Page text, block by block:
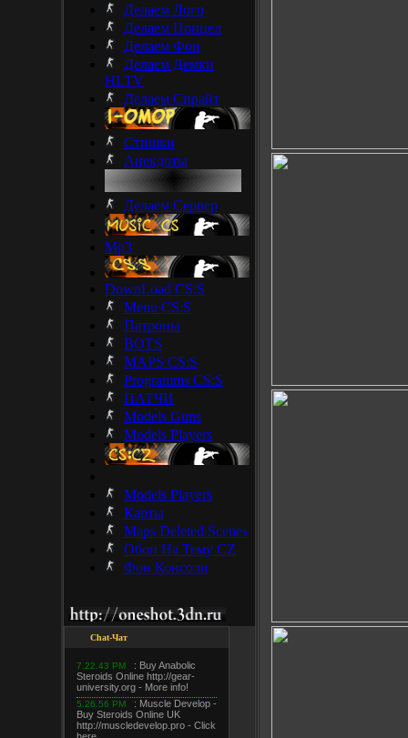
Делаем Лого
Делаем Прицел
Делаем Фон
Делаем Демки
HLTV
Делаем Спрайт
Стишки
Анекдоты
Делаем Сервер
Mp3
DownLoad CS:S
Menu CS:S
Патроны
BOTS
MAPS CS:S
Programms CS:S
ПАТЧИ
Models Guns
Models Players
Models Players
Карты
Maps Deleted Scenes
Обои На Тему CZ
Фон Консоли
Chat-Чат